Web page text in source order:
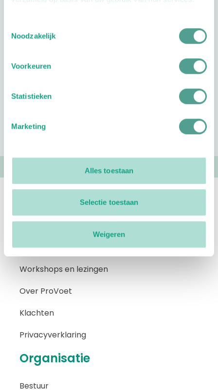
Noodzakelijk
Voorkeuren
Statistieken
Marketing
Alles toestaan
Selectie toestaan
Weigeren
De Voordelen
Workshops en lezingen
Over ProVoet
Klachten
Privacyverklaring
Organisatie
Bestuur